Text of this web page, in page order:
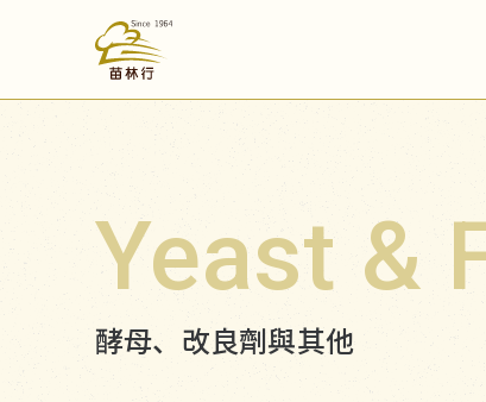
Yeast &
酵母、改良劑與其他